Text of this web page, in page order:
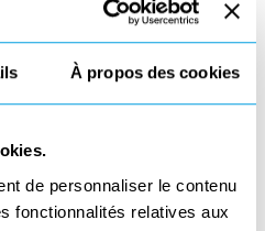
À propos des cookies
de personnaliser le contenu
fonctionnalités relatives aux
composites, métalliques et
TECHNOLOGIES a complété
travers la distribution
et d’exosquelettes.
est un acteur engagé dans le
une stratégie de